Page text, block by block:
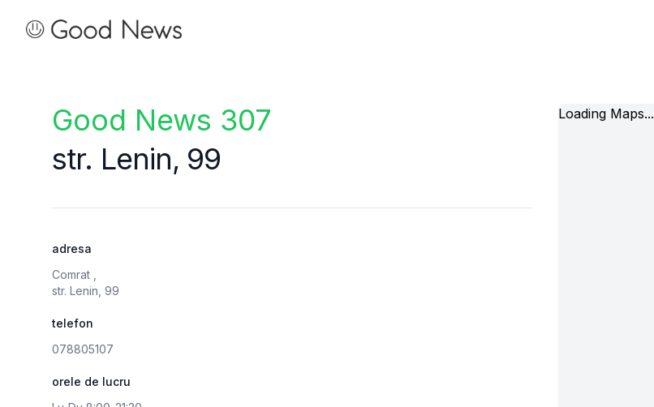
Good News
Good News 307
str. Lenin, 99
adresa
Comrat ,
str. Lenin, 99
telefon
078805107
orele de lucru
Loading Maps...